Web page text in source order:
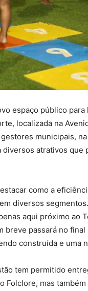
espaço público
localizada na
municipais,
atrativos que
como a
diversos
aqui próximo ao
breve passará no
construída e uma
tem permitido
Folclore, mas